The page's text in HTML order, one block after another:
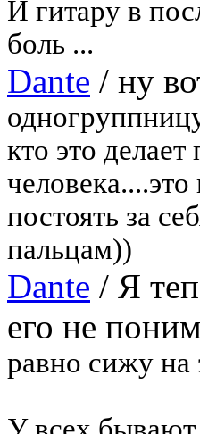
И гитару в
боль ...
Dante / ну
кто это делает
постоять за
пальцам))
Dante / Я
его не
равно сижу на